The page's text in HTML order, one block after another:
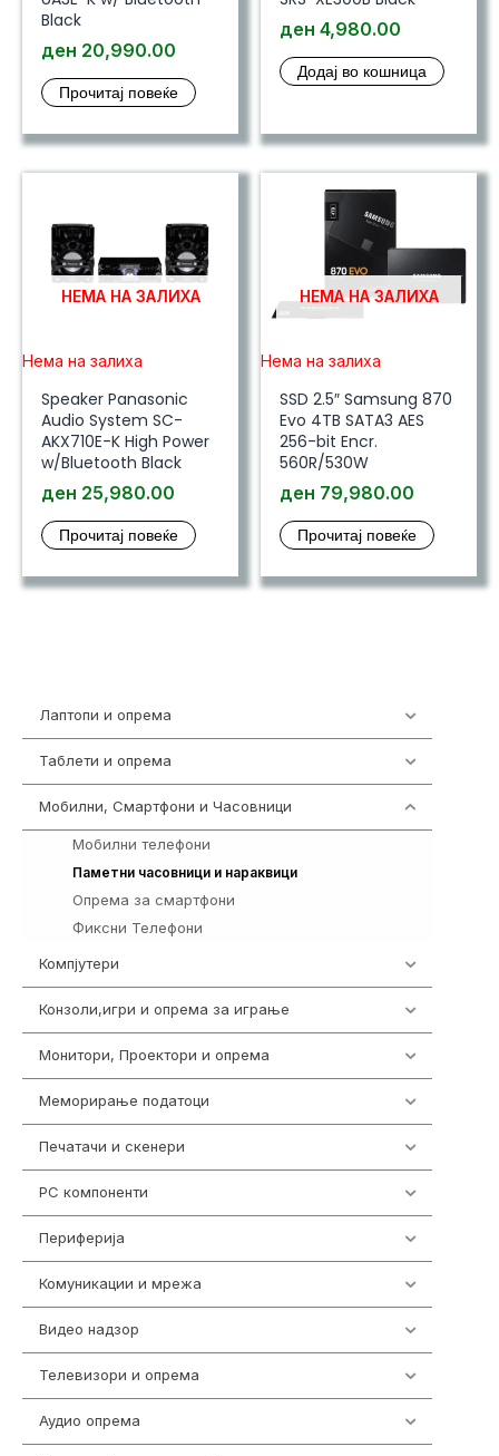
Лаптопи и опрема
Таблети и опрема
Мобилни, Смартфони и Часовници
Мобилни телефони
Паметни часовници и нараквици
Опрема за смартфони
Фиксни Телефони
Компјутери
Конзоли,игри и опрема за играње
Монитори, Проектори и опрема
Меморирање податоци
Печатачи и скенери
PC компоненти
Периферија
Комуникации и мрежа
Видео надзор
Телевизори и опрема
Аудио опрема
Black
ден 20,990.00
Прочитај повеќе
ден 4,980.00
Додај во кошница
НЕМА НА ЗАЛИХА
Нема на залиха
Speaker Panasonic
Audio System SC-
AKX710E-K High Power
w/Bluetooth Black
ден 25,980.00
Прочитај повеќе
НЕМА НА ЗАЛИХА
Нема на залиха
SSD 2.5″ Samsung 870
Evo 4TB SATA3 AES
256-bit Encr.
560R/530W
ден 79,980.00
Прочитај повеќе